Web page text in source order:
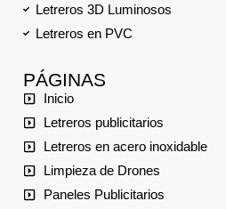
Letreros 3D Luminosos
Letreros en PVC
PÁGINAS
Inicio
Letreros publicitarios
Letreros en acero inoxidable
Limpieza de Drones
Paneles Publicitarios